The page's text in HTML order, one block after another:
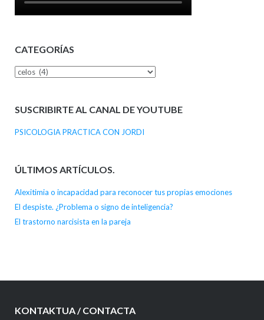
CATEGORÍAS
Categorías
SUSCRIBIRTE AL CANAL DE YOUTUBE
PSICOLOGIA PRACTICA CON JORDI
ÚLTIMOS ARTÍCULOS.
Alexitimia o incapacidad para reconocer tus propias emociones
El despiste. ¿Problema o signo de inteligencia?
El trastorno narcisista en la pareja
KONTAKTUA / CONTACTA